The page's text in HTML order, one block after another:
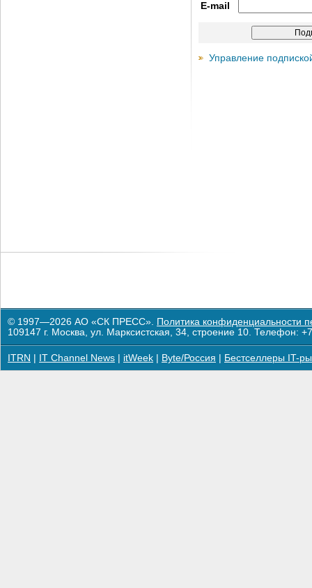
E-mail
Управление
© 1997—2026 АО «СК ПРЕСС». Политика конфиденциальности
109147 г. Москва, ул. Марксистская, 34, строение 10. Телефон:
ITRN IT Channel News itWeek Byte/Россия Бестселлеры IT-